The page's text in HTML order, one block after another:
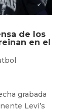
de los
en el
grabada
Levi’s